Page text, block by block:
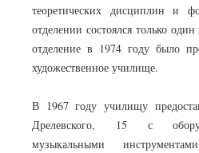
теоретических дисциплин и
отделении состоялся только
отделение в 1974 году было
художественное училище.
В 1967 году училищу
Дрелевского, 15 с
музыкальными